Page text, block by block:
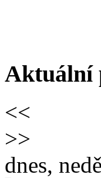
Aktuální
<<
>>
dnes,